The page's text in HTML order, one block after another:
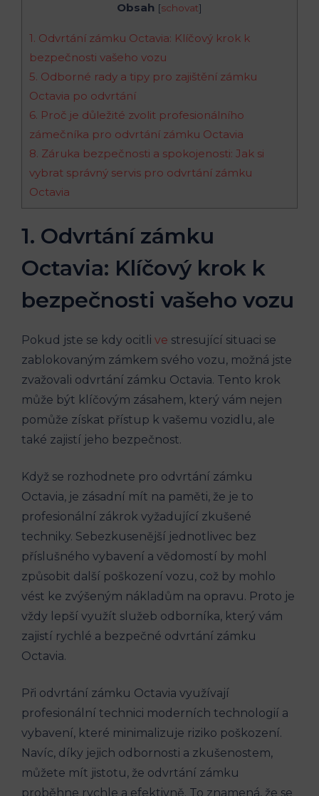
Obsah [schovat]
1. Odvrtání zámku Octavia: Klíčový krok k
bezpečnosti vašeho vozu
5. Odborné rady a tipy pro zajištění zámku
Octavia po odvrtání
6. Proč je důležité zvolit profesionálního
zámečníka pro odvrtání zámku Octavia
8. Záruka bezpečnosti a spokojenosti: Jak si
vybrat správný servis pro odvrtání zámku
Octavia
1. Odvrtání zámku
Octavia: Klíčový krok k
bezpečnosti vašeho vozu
Pokud jste se kdy ocitli ve stresující situaci se
zablokovaným zámkem svého vozu, možná jste
zvažovali odvrtání zámku Octavia. Tento krok
může být klíčovým zásahem, který vám nejen
pomůže získat přístup k vašemu vozidlu, ale
také zajistí jeho bezpečnost.
Když se rozhodnete pro odvrtání zámku
Octavia, je zásadní mít na paměti, že je to
profesionální zákrok vyžadující zkušené
techniky. Sebezkusenější jednotlivec bez
příslušného vybavení a vědomostí by mohl
způsobit další poškození vozu, což by mohlo
vést ke zvýšeným nákladům na opravu. Proto je
vždy lepší využít služeb odborníka, který vám
zajistí rychlé a bezpečné odvrtání zámku
Octavia.
Při odvrtání zámku Octavia využívají
profesionální technici moderních technologií a
vybavení, které minimalizuje riziko poškození.
Navíc, díky jejich odbornosti a zkušenostem,
můžete mít jistotu, že odvrtání zámku
proběhne rychle a efektivně. To znamená, že se